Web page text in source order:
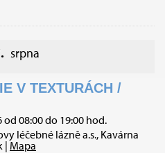
srpna
V TEXTURÁCH /
od 08:00 do 19:00 hod.
léčebné lázně a.s., Kavárna
| Mapa